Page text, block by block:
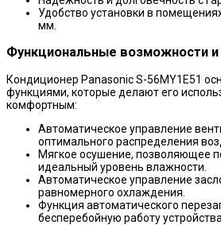
Удобство установки в
мм.
Функциональные возможности
Кондиционер Panasonic S-56MY1E51
функциями, которые делают его
комфортным:
Автоматическое управление
оптимального распределения
Мягкое осушение, позволяющее
идеальный уровень влажности.
Автоматическое управление
равномерного охлаждения.
Функция автоматического
бесперебойную работу устройства.